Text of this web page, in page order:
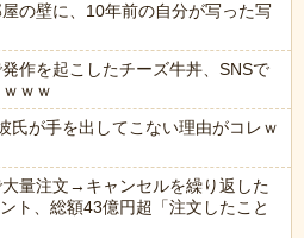
の壁に、10年前の自分が写った写
作を起こしたチーズ牛丼、SNSで
ｗｗ
氏が手を出してこない理由がコレｗ
大量注文→キャンセルを繰り返した
ト、総額43億円超「注文したこと